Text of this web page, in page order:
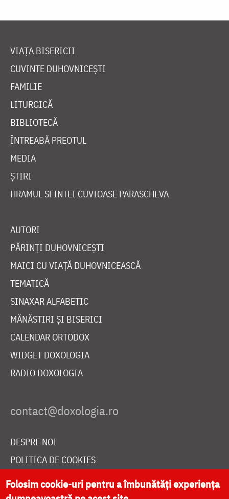
VIAȚA BISERICII
CUVINTE DUHOVNICEȘTI
FAMILIE
LITURGICĂ
BIBLIOTECĂ
ÎNTREABĂ PREOTUL
MEDIA
ȘTIRI
HRAMUL SFINTEI CUVIOASE PARASCHEVA
AUTORI
PĂRINȚI DUHOVNICEȘTI
MAICI CU VIAȚĂ DUHOVNICEASCĂ
TEMATICĂ
SINAXAR ALFABETIC
MĂNĂSTIRI ȘI BISERICI
CALENDAR ORTODOX
WIDGET DOXOLOGIA
RADIO DOXOLOGIA
DESPRE NOI
POLITICA DE COOKIES
DONEAZĂ ONLINE PENTRU CATEDRALA NAȚIONALĂ
Folosim cookie-uri pentru a îmbunătăți experiența